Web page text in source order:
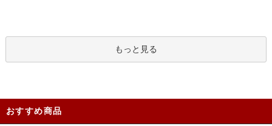
もっと見る
おすすめ商品